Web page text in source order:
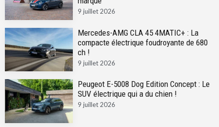
9 juillet 2026
Mercedes-AMG CLA 45 4MATIC+ : La
compacte électrique foudroyante de 680
ch !
9 juillet 2026
Peugeot E-5008 Dog Edition Concept : Le
SUV électrique qui a du chien !
9 juillet 2026